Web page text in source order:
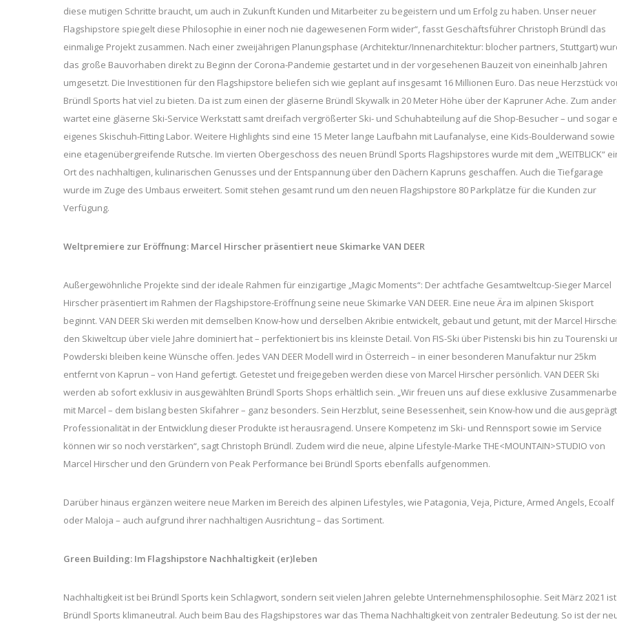
diese mutigen Schritte braucht, um auch in Zukunft Kunden und Mitarbeiter zu begeistern und um Erfolg zu haben. Unser neuer
Flagshipstore spiegelt diese Philosophie in einer noch nie dagewesenen Form wider“, fasst Geschäftsführer Christoph Bründl das
einmalige Projekt zusammen. Nach einer zweijährigen Planungsphase (Architektur/Innenarchitektur: blocher partners, Stuttgart)
das große Bauvorhaben direkt zu Beginn der Corona-Pandemie gestartet und in der vorgesehenen Bauzeit von eineinhalb Jahren
umgesetzt. Die Investitionen für den Flagshipstore beliefen sich wie geplant auf insgesamt 16 Millionen Euro. Das neue Herzstück
Bründl Sports hat viel zu bieten. Da ist zum einen der gläserne Bründl Skywalk in 20 Meter Höhe über der Kapruner Ache. Zum
wartet eine gläserne Ski-Service Werkstatt samt dreifach vergrößerter Ski- und Schuhabteilung auf die Shop-Besucher – und sogar
eigenes Skischuh-Fitting Labor. Weitere Highlights sind eine 15 Meter lange Laufbahn mit Laufanalyse, eine Kids-Boulderwand sowie
eine etagenübergreifende Rutsche. Im vierten Obergeschoss des neuen Bründl Sports Flagshipstores wurde mit dem „WEITBLICK“
Ort des nachhaltigen, kulinarischen Genusses und der Entspannung über den Dächern Kapruns geschaffen. Auch die Tiefgarage
wurde im Zuge des Umbaus erweitert. Somit stehen gesamt rund um den neuen Flagshipstore 80 Parkplätze für die Kunden zur
Verfügung.
Weltpremiere zur Eröffnung: Marcel Hirscher präsentiert neue Skimarke VAN DEER
Außergewöhnliche Projekte sind der ideale Rahmen für einzigartige „Magic Moments“: Der achtfache Gesamtweltcup-Sieger Marcel
Hirscher präsentiert im Rahmen der Flagshipstore-Eröffnung seine neue Skimarke VAN DEER. Eine neue Ära im alpinen Skisport
beginnt. VAN DEER Ski werden mit demselben Know-how und derselben Akribie entwickelt, gebaut und getunt, mit der Marcel
den Skiweltcup über viele Jahre dominiert hat – perfektioniert bis ins kleinste Detail. Von FIS-Ski über Pistenski bis hin zu Tourenski
Powderski bleiben keine Wünsche offen. Jedes VAN DEER Modell wird in Österreich – in einer besonderen Manufaktur nur 25km
entfernt von Kaprun – von Hand gefertigt. Getestet und freigegeben werden diese von Marcel Hirscher persönlich. VAN DEER Ski
werden ab sofort exklusiv in ausgewählten Bründl Sports Shops erhältlich sein. „Wir freuen uns auf diese exklusive
mit Marcel – dem bislang besten Skifahrer – ganz besonders. Sein Herzblut, seine Besessenheit, sein Know-how und die
Professionalität in der Entwicklung dieser Produkte ist herausragend. Unsere Kompetenz im Ski- und Rennsport sowie im Service
können wir so noch verstärken“, sagt Christoph Bründl. Zudem wird die neue, alpine Lifestyle-Marke THE<MOUNTAIN>STUDIO von
Marcel Hirscher und den Gründern von Peak Performance bei Bründl Sports ebenfalls aufgenommen.
Darüber hinaus ergänzen weitere neue Marken im Bereich des alpinen Lifestyles, wie Patagonia, Veja, Picture, Armed Angels, Ecoalf
oder Maloja – auch aufgrund ihrer nachhaltigen Ausrichtung – das Sortiment.
Green Building: Im Flagshipstore Nachhaltigkeit (er)leben
Nachhaltigkeit ist bei Bründl Sports kein Schlagwort, sondern seit vielen Jahren gelebte Unternehmensphilosophie. Seit März 2021 ist
Bründl Sports klimaneutral. Auch beim Bau des Flagshipstores war das Thema Nachhaltigkeit von zentraler Bedeutung. So ist der